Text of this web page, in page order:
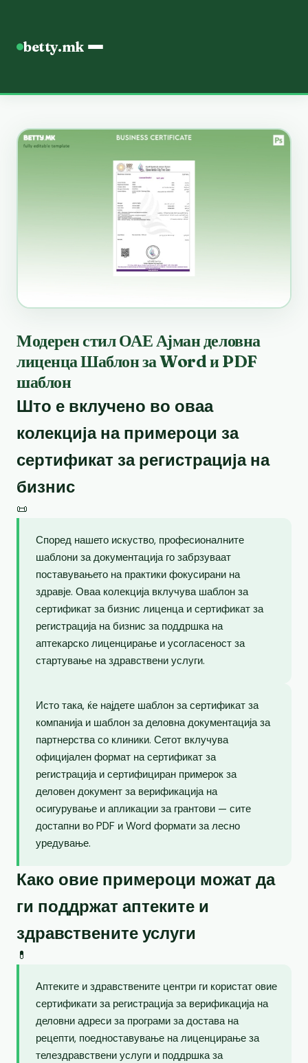
betty.mk
Модерен стил ОАЕ Ајман деловна
лиценца Шаблон за Word и PDF
шаблон
Што е вклучено во оваа
колекција на примероци за
сертификат за регистрација на
бизнис
📜
Според нашето искуство, професионалните
шаблони за документација го забрзуваат
поставувањето на практики фокусирани на
здравје. Оваа колекција вклучува шаблон за
сертификат за бизнис лиценца и сертификат за
регистрација на бизнис за поддршка на
аптекарско лиценцирање и усогласеност за
стартување на здравствени услуги.
Исто така, ќе најдете шаблон за сертификат за
компанија и шаблон за деловна документација за
партнерства со клиники. Сетот вклучува
официјален формат на сертификат за
регистрација и сертифициран примерок за
деловен документ за верификација на
осигурување и апликации за грантови — сите
достапни во PDF и Word формати за лесно
уредување.
Како овие примероци можат да
ги поддржат аптеките и
здравствените услуги
💊
Аптеките и здравствените центри ги користат овие
сертификати за регистрација за верификација на
деловни адреси за програми за достава на
рецепти, поедноставување на лиценцирање за
телездравствени услуги и поддршка за